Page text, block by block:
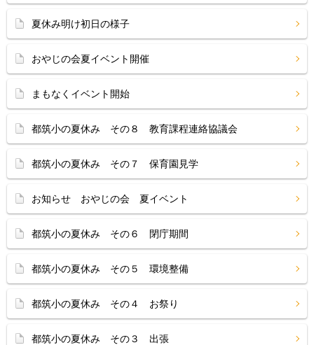
夏休み明け初日の様子
おやじの会夏イベント開催
まもなくイベント開始
都筑小の夏休み その８ 教育課程連絡協議会
都筑小の夏休み その７ 保育園見学
お知らせ おやじの会 夏イベント
都筑小の夏休み その６ 閉庁期間
都筑小の夏休み その５ 環境整備
都筑小の夏休み その４ お祭り
都筑小の夏休み その３ 出張